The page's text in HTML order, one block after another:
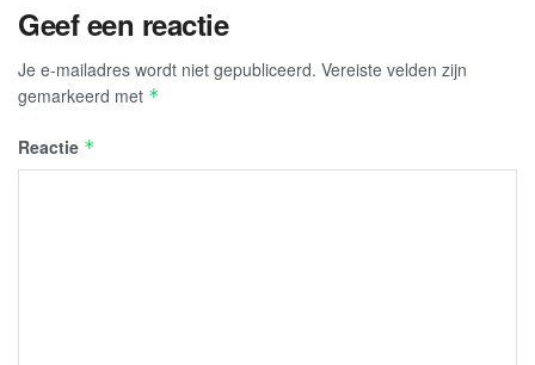
Geef een reactie
Je e-mailadres wordt niet gepubliceerd. Vereiste velden zijn
gemarkeerd met *
Reactie *